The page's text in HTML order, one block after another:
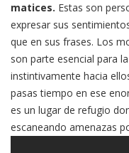
matices. Estas son
expresar sus
que en sus frases. Los
son parte esencial para
instintivamente hacia
pasas tiempo en ese
es un lugar de refugio
escaneando amenazas